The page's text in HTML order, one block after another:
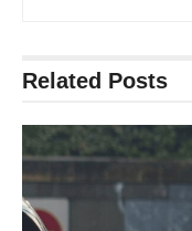
Related Posts